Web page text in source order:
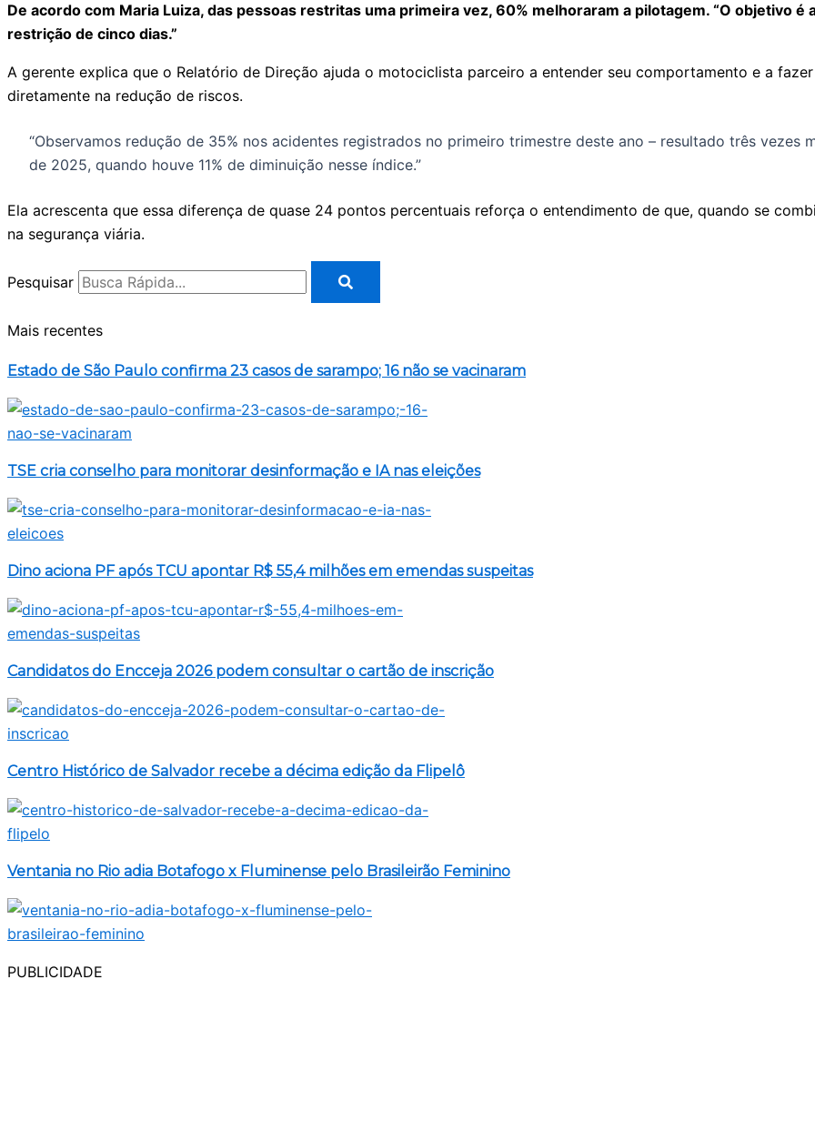
De acordo com Maria Luiza, das pessoas restritas uma primeira vez, 60% melhoraram a pilotagem. “O objetivo
restrição de cinco dias.”
A gerente explica que o Relatório de Direção ajuda o motociclista parceiro a entender seu comportamento e a
diretamente na redução de riscos.
“Observamos redução de 35% nos acidentes registrados no primeiro trimestre deste ano – resultado três vezes
de 2025, quando houve 11% de diminuição nesse índice.”
Ela acrescenta que essa diferença de quase 24 pontos percentuais reforça o entendimento de que, quando se
na segurança viária.
Pesquisar
Mais recentes
Estado de São Paulo confirma 23 casos de sarampo; 16 não se vacinaram
TSE cria conselho para monitorar desinformação e IA nas eleições
Dino aciona PF após TCU apontar R$ 55,4 milhões em emendas suspeitas
Candidatos do Encceja 2026 podem consultar o cartão de inscrição
Centro Histórico de Salvador recebe a décima edição da Flipelô
Ventania no Rio adia Botafogo x Fluminense pelo Brasileirão Feminino
PUBLICIDADE